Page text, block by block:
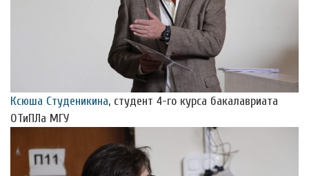
Ксюша Студеникина, студент 4-го курса бакалавриата
ОТиПЛа МГУ